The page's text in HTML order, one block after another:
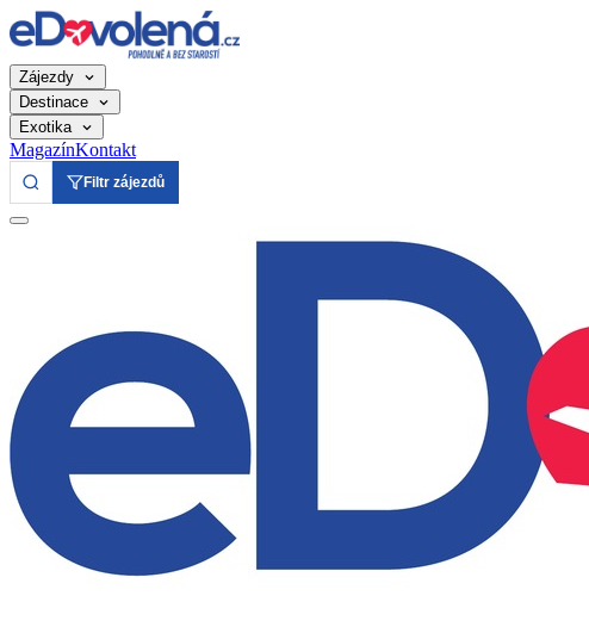
Zájezdy
Destinace
Exotika
MagazínKontakt
Filtr zájezdů